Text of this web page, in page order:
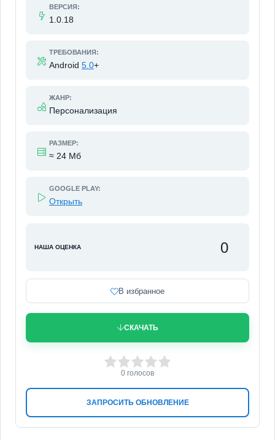
ВЕРСИЯ:
1.0.18
ТРЕБОВАНИЯ:
Android 5.0+
ЖАНР:
Персонализация
РАЗМЕР:
≈ 24 Мб
GOOGLE PLAY:
Открыть
НАША ОЦЕНКА 0
В избранное
СКАЧАТЬ
ЗАПРОСИТЬ ОБНОВЛЕНИЕ
3 4 5
0 голосов